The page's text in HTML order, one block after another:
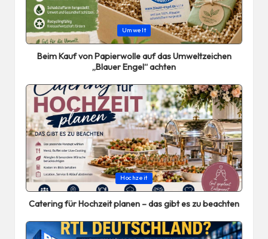
Posted
in
Umwelt
Beim Kauf von Papierwolle auf das Umweltzeichen
„Blauer Engel“ achten
Posted
in
Hochzeit
Catering für Hochzeit planen – das gibt es zu beachten